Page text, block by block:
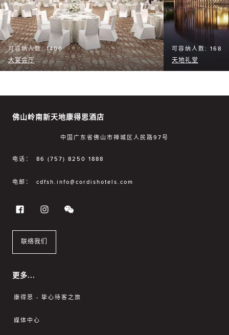
可容纳人数: 1400
大宴会厅
可容纳人数: 168
天地礼堂
佛山岭南新天地康得思酒店
中国广东省佛山市禅城区人民路97号
电话： 86 (757) 8250 1888
电邮： cdfsh.info@cordishotels.com
联络我们
更多...
康得思 - 挚心待客之旅
媒体中心